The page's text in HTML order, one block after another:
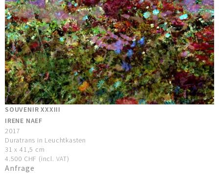
SOUVENIR XXXIII
IRENE NAEF
2017
Duratrans in Leuchtkasten
31 x 41,5 cm
4.500 CHF (incl. VAT)
Anfrage